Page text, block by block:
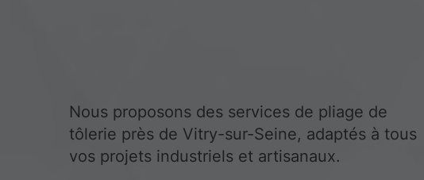
Nous proposons des services de pliage de
tôlerie près de Vitry-sur-Seine, adaptés à tous
vos projets industriels et artisanaux.